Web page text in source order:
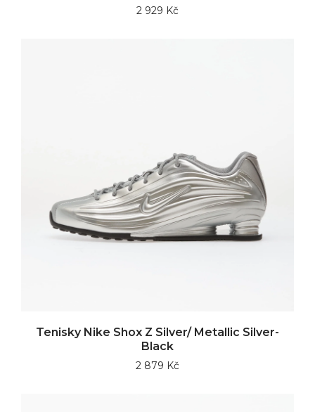
2 929 Kč
Tenisky Nike Shox Z Silver/ Metallic Silver-
Black
2 879 Kč